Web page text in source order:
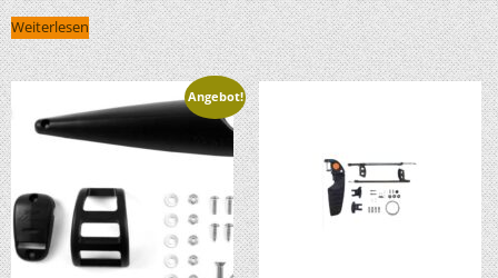
Weiterlesen
Angebot!